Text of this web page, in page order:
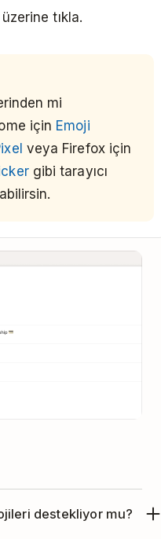
tıkla.
mi
için Emoji
veya Firefox için
gibi tarayıcı
destekliyor mu?